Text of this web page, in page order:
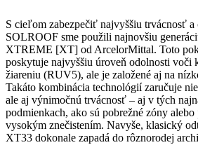
S cieľom zabezpečiť najvyššiu trvácnosť a
SOLROOF sme použili najnovšiu
XTREME [XT] od ArcelorMittal. Toto
poskytuje najvyššiu úroveň odolnosti
žiareniu (RUV5), ale je založené aj na
Takáto kombinácia technológií zaručuje
ale aj výnimočnú trvácnosť – aj v tých
podmienkach, ako sú pobrežné zóny
vysokým znečistením. Navyše, klasický
XT33 dokonale zapadá do rôznorodej